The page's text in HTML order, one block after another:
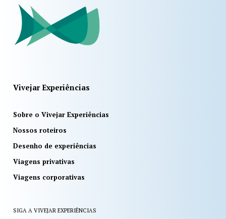
Vivejar Experiências
Sobre o Vivejar Experiências
Nossos roteiros
Desenho de experiências
Viagens privativas
Viagens corporativas
SIGA A VIVEJAR EXPERIÊNCIAS